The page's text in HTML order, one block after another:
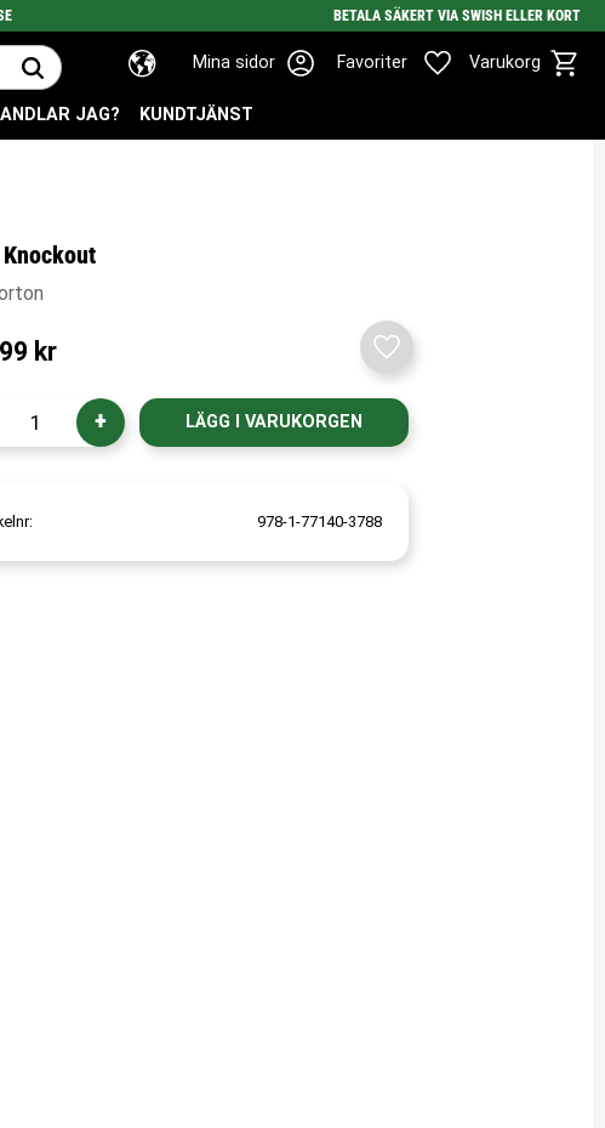
BETALA SÄKERT VIA SWISH ELLER KORT
Mina sidor Favoriter Varukorg
Favoriter
JAG? KUNDTJÄNST
Knockout
kr
+
Lägg till i favoriter
978-1-77140-3788